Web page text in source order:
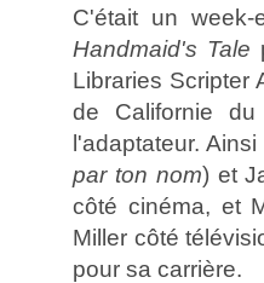
C'était un week-
Handmaid's Tale
Libraries Scripter
de Californie
l'adaptateur.
par ton nom) et
côté cinéma, et
Miller côté
pour sa carrière.